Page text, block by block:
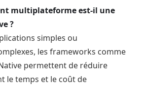
multiplateforme est-il une
?
simples ou
les frameworks comme
permettent de réduire
le temps et le coût de